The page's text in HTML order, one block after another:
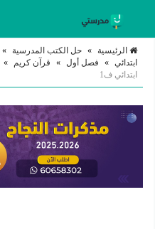
الرئيسية » حل الكتب المدرسية »
ابتدائي » فصل أول » قرآن كريم »
ابتدائي ف1